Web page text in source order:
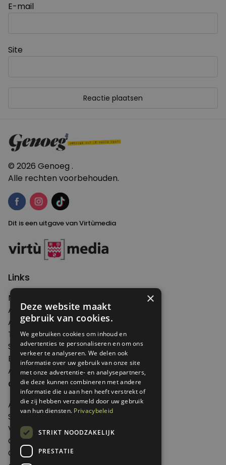
E-mail
Site
© 2026 Genoeg .
Alle rechten voorbehouden.
Dit is een uitgave van Virtùmedia
Links
Nieuws
Artikelen
Agenda
Thema's
Shop
Edities
Abonneren
Over Genoeg
Adverteren
Samenwerken
Verkooppunten
Over Genoeg
Contact
×
Deze website maakt
gebruik van cookies.
We gebruiken cookies om inhoud en
advertenties te personaliseren en om ons
verkeer te analyseren. We delen ook
informatie over uw gebruik van onze site
met onze advertentie- en analysepartners,
die deze kunnen combineren met andere
informatie die u aan hen heeft verstrekt of
die zij hebben verzameld door uw gebruik
van hun diensten. Privacybeleid
STRIKT NOODZAKELIJK
PRESTATIE